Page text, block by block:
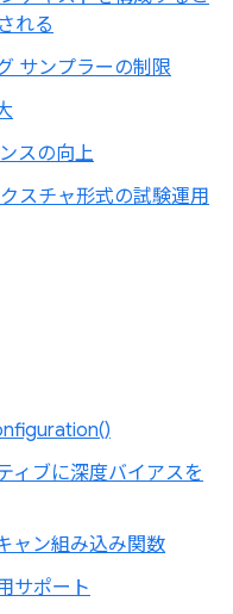
れる
サンプラーの制限
スの向上
スチャ形式の試験運用
ィブに深度バイアスを
ャン組み込み関数
サポート